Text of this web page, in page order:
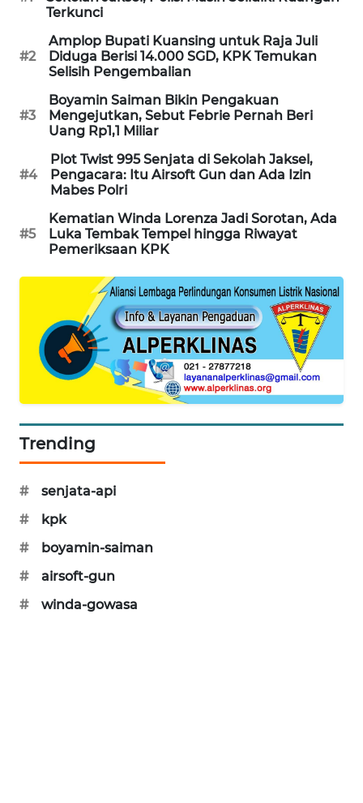
Terkunci
#2
Amplop Bupati Kuansing untuk Raja Juli
Diduga Berisi 14.000 SGD, KPK Temukan
Selisih Pengembalian
#3
Boyamin Saiman Bikin Pengakuan
Mengejutkan, Sebut Febrie Pernah Beri
Uang Rp1,1 Miliar
#4
Plot Twist 995 Senjata di Sekolah Jaksel,
Pengacara: Itu Airsoft Gun dan Ada Izin
Mabes Polri
#5
Kematian Winda Lorenza Jadi Sorotan, Ada
Luka Tembak Tempel hingga Riwayat
Pemeriksaan KPK
Trending
#
senjata-api
#
kpk
#
boyamin-saiman
#
airsoft-gun
#
winda-gowasa
ID
PERAPKI
NEWS
SONYA
ASA
NEWS